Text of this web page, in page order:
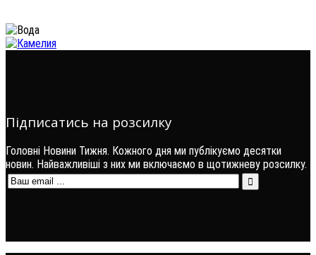
Підписатись на розсилку
Головні Новини Тижня. Кожного дня ми публікуємо десятки
новин. Найважливіші з них ми включаємо в щотижневу розсилку.